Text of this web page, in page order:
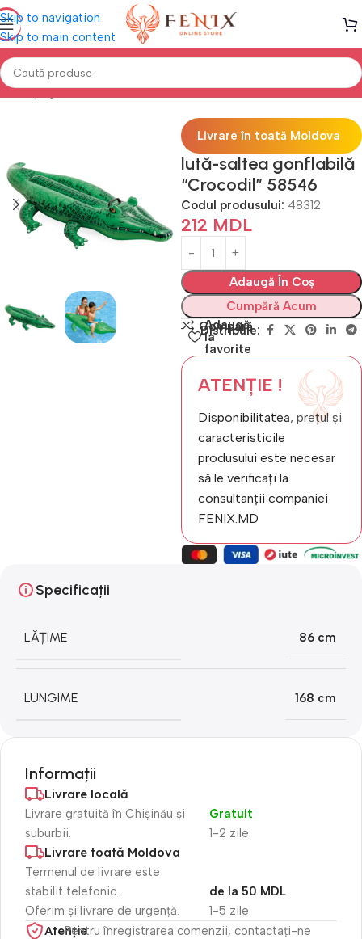
Skip to navigation
Skip to main content
Prima pagină PISCINE Accesorii înot
Livrare în toată Moldova
lută-saltea gonflabilă
“Crocodil” 58546
Codul produsului: 48312
212 MDL
Adaugă În Coș
Cumpără Acum
Compară
Adaugă
la
favorite
Distribuie:
ATENȚIE !
Disponibilitatea, prețul și
caracteristicile
produsului este necesar
să le verificați la
consultanții companiei
FENIX.MD
Specificații
LĂȚIME 86 cm
LUNGIME 168 cm
Informații
Livrare locală
Livrare gratuită în Chișinău și
suburbii.
1-2 zile
Gratuit
Livrare toată Moldova
Termenul de livrare este
stabilit telefonic.
Oferim și livrare de urgență.
1-5 zile
de la 50 MDL
Atenție​Pentru înregistrarea comenzii, contactați-ne